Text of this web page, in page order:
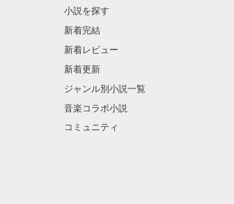
小説を探す
新着完結
新着レビュー
新着更新
ジャンル別小説一覧
音楽コラボ小説
コミュニティ